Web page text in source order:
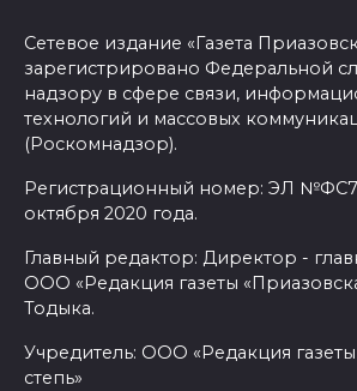
Сетевое издание «Газета
зарегистрировано Федеральной
надзору в сфере связи,
технологий и массовых
(Роскомнадзор).
Регистрационный номер: ЭЛ
октября 2020 года.
Главный редактор: Директор -
ООО «Редакция газеты
Тодыка.
Учредитель: ООО «Редакция
степь»